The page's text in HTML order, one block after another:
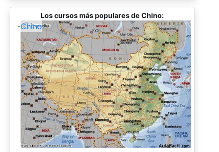
Los cursos más populares de Chino:
-Chino